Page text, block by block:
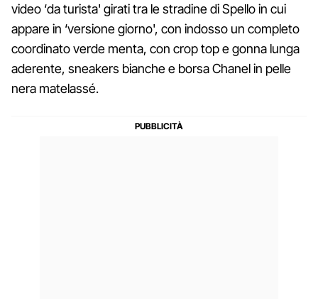
video ‘da turista' girati tra le stradine di Spello in cui
appare in ‘versione giorno', con indosso un completo
coordinato verde menta, con crop top e gonna lunga
aderente, sneakers bianche e borsa Chanel in pelle
nera matelassé.